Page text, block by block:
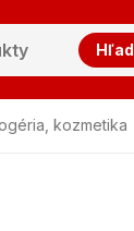
kozmetika